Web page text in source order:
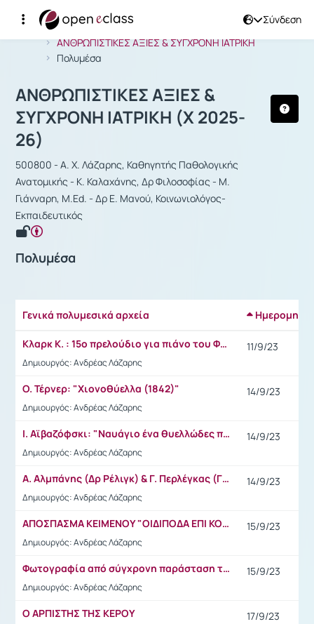
Σύνδεση
Αρχική Σελίδα
ΑΝΘΡΩΠΙΣΤΙΚΕΣ ΑΞΙΕΣ & ΣΥΓΧΡΟΝΗ ΙΑΤΡΙΚΗ
Πολυμέσα
Μάθημα : ΑΝΘΡΩΠΙΣΤΙΚΕΣ ΑΞΙΕΣ &
ΑΝΘΡΩΠΙΣΤΙΚΕΣ ΑΞΙΕΣ &
ΣΥΓΧΡΟΝΗ ΙΑΤΡΙΚΗ (Χ 2025-
26)
500800 - Α. Χ. Λάζαρης, Καθηγητής Παθολογικής
Ανατομικής - Κ. Καλαχάνης, Δρ Φιλοσοφίας - Μ.
Γιάνναρη, M.Ed. - Δρ Ε. Μανού, Κοινωνιολόγος-
Εκπαιδευτικός
Πολυμέσα
Γενικά πολυμεσικά αρχεία Ημερομηνία
Κλαρκ Κ. : 15o πρελούδιο για πιάνο του Φρεντερίκ Σοπέν (πίνακας ζωγραφικής)
Δημιουργός: Ανδρέας Λάζαρης
11/9/23
Ο. Τέρνερ: "Χιονοθύελλα (1842)"
Δημιουργός: Ανδρέας Λάζαρης
14/9/23
I. Aϊβαζόφσκι: "Ναυάγιο ένα θυελλώδες πρωινό (1895)"
Δημιουργός: Ανδρέας Λάζαρης
14/9/23
Α. Αλμπάνης (Δρ Ρέλιγκ) & Γ. Περλέγκας (Γκρέγκερς) από την "Αγριόπαπια" στο"Θέατρο Πορεία" 2017-18
Δημιουργός: Ανδρέας Λάζαρης
14/9/23
ΑΠΟΣΠΑΣΜΑ ΚΕΙΜΕΝΟΥ "ΟΙΔΙΠΟΔΑ ΕΠΙ ΚΟΛΩΝΩ"
Δημιουργός: Ανδρέας Λάζαρης
15/9/23
Φωτογραφία από σύγχρονη παράσταση του "Οιδίποδα επί Κολωνώ"
Δημιουργός: Ανδρέας Λάζαρης
15/9/23
Ο ΑΡΠΙΣΤΗΣ ΤΗΣ ΚΕΡΟΥ 17/9/23